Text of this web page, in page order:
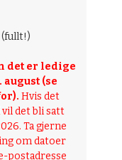
(fullt!)
det er ledige
(se
Hvis det
vil det bli satt
Ta gjerne
om datoer
postadresse